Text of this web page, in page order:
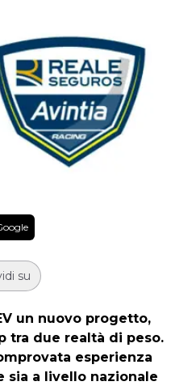
su
un nuovo progetto,
tra due realtà di peso.
esperienza
sia a livello nazionale